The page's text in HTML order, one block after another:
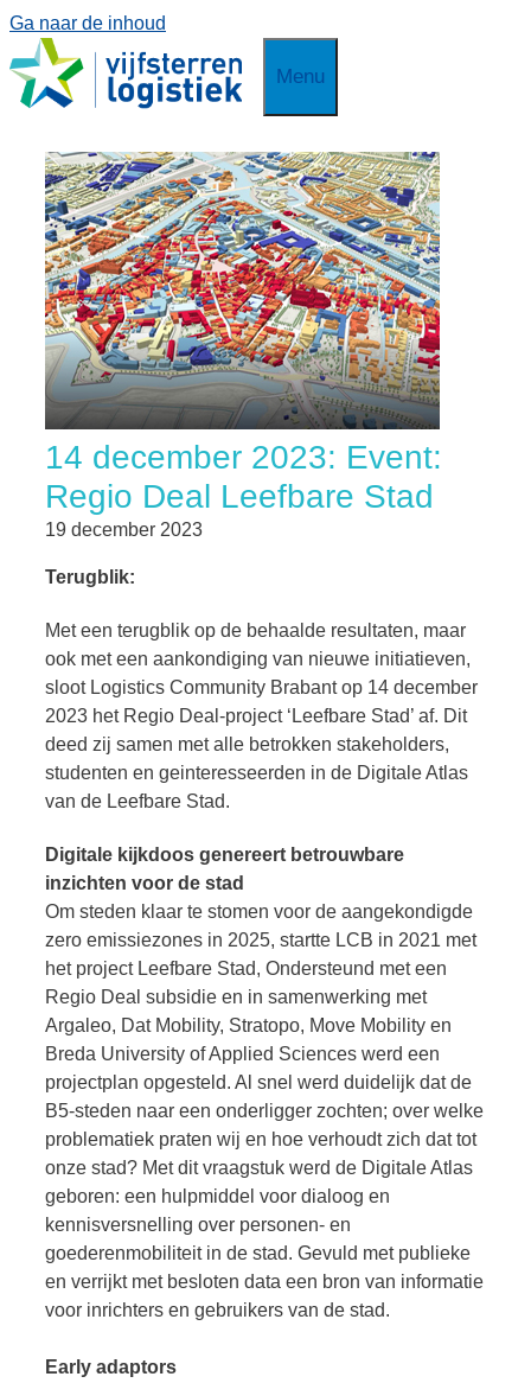
Ga naar de inhoud
Menu
14 december 2023: Event:
Regio Deal Leefbare Stad
19 december 2023
Terugblik:
Met een terugblik op de behaalde resultaten, maar
ook met een aankondiging van nieuwe initiatieven,
sloot Logistics Community Brabant op 14 december
2023 het Regio Deal-project ‘Leefbare Stad’ af. Dit
deed zij samen met alle betrokken stakeholders,
studenten en geinteresseerden in de Digitale Atlas
van de Leefbare Stad.
Digitale kijkdoos genereert betrouwbare
inzichten voor de stad
Om steden klaar te stomen voor de aangekondigde
zero emissiezones in 2025, startte LCB in 2021 met
het project Leefbare Stad, Ondersteund met een
Regio Deal subsidie en in samenwerking met
Argaleo, Dat Mobility, Stratopo, Move Mobility en
Breda University of Applied Sciences werd een
projectplan opgesteld. Al snel werd duidelijk dat de
B5-steden naar een onderligger zochten; over welke
problematiek praten wij en hoe verhoudt zich dat tot
onze stad? Met dit vraagstuk werd de Digitale Atlas
geboren: een hulpmiddel voor dialoog en
kennisversnelling over personen- en
goederenmobiliteit in de stad. Gevuld met publieke
en verrijkt met besloten data een bron van informatie
voor inrichters en gebruikers van de stad.
Early adaptors